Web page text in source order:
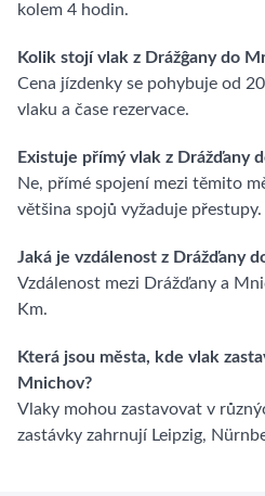
kolem 4 hodin.
Kolik stojí vlak z Drážĝany do
Cena jízdenky se pohybuje od
vlaku a čase rezervace.
Existuje přímý vlak z Drážďany
Ne, přímé spojení mezi těmito
většina spojů vyžaduje přestupy.
Jaká je vzdálenost z Drážďany
Vzdálenost mezi Drážďany a
Km.
Která jsou města, kde vlak
Mnichov?
Vlaky mohou zastavovat v
zastávky zahrnují Leipzig,